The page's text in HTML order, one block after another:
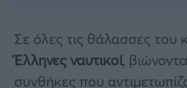
Σε όλες τις θάλασσες του
Έλληνες ναυτικοί,
συνθήκες που